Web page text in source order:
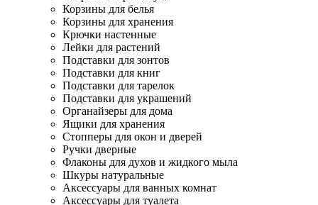
Корзины для белья
Корзины для хранения
Крючки настенные
Лейки для растений
Подставки для зонтов
Подставки для книг
Подставки для тарелок
Подставки для украшений
Органайзеры для дома
Ящики для хранения
Стопперы для окон и дверей
Ручки дверные
Флаконы для духов и жидкого мыла
Шкуры натуральные
Аксессуары для ванных комнат
Аксессуары для туалета